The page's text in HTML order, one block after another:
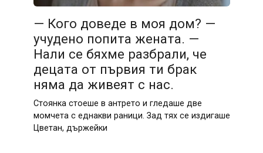
— Кого доведе в моя дом? —
учудено попита жената. —
Нали се бяхме разбрали, че
децата от първия ти брак
няма да живеят с нас.
Стоянка стоеше в антрето и гледаше две
момчета с еднакви раници. Зад тях се издигаше
Цветан, държейки